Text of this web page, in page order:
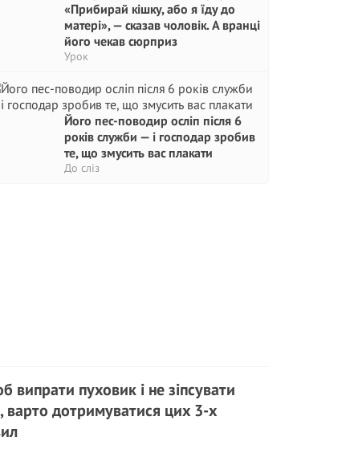
«Прибирай кішку, або я їду до
матері», — сказав чоловік. А вранці
його чекав сюрприз
Урок
Його пес-поводир осліп після 6
років служби — і господар зробив
те, що змусить вас плакати
До сліз